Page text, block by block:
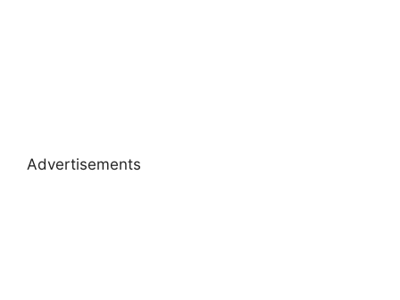
Advertisements